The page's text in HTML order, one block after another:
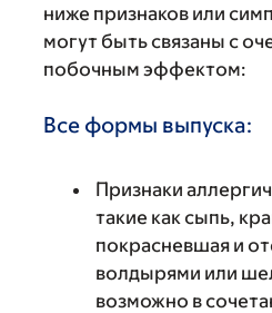
ниже признаков или
могут быть связаны с
побочным эффектом:
Все формы выпуска:
Признаки
такие как сыпь,
покрасневшая и
волдырями или
возможно в